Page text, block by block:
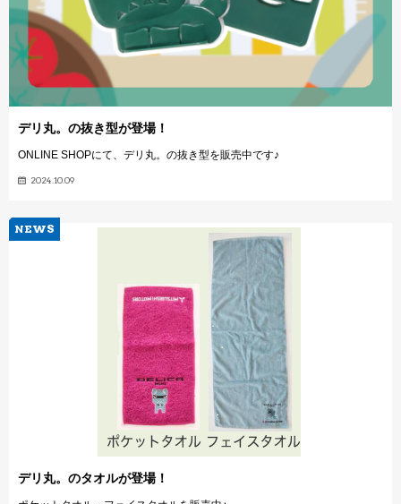
デリ丸。の抜き型が登場！
ONLINE SHOPにて、デリ丸。の抜き型を販売中です♪
2024.10.09
NEWS
デリ丸。のタオルが登場！